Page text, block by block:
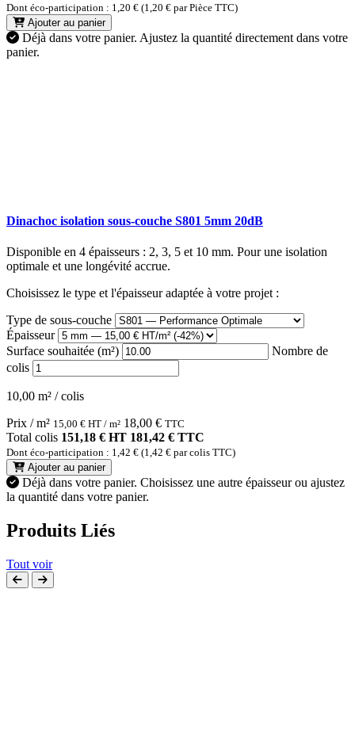
Dont éco-participation : 1,20 € (1,20 € par Pièce TTC)
Ajouter au panier
Déjà dans votre panier. Ajustez la quantité directement dans votre
panier.
Dinachoc isolation sous-couche S801 5mm 20dB
Disponible en 4 épaisseurs : 2, 3, 5 et 10 mm. Pour une isolation
optimale et une longévité accrue.
Choisissez le type et l'épaisseur adaptée à votre projet :
Type de sous-couche
Épaisseur
Surface souhaitée (m²)
Nombre de
colis
10,00 m² / colis
Prix / m² 15,00 € HT / m² 18,00 € TTC
Total colis 151,18 € HT 181,42 € TTC
Dont éco-participation : 1,42 € (1,42 € par colis TTC)
Ajouter au panier
Déjà dans votre panier. Choisissez une autre épaisseur ou ajustez
la quantité dans votre panier.
Produits Liés
Tout voir